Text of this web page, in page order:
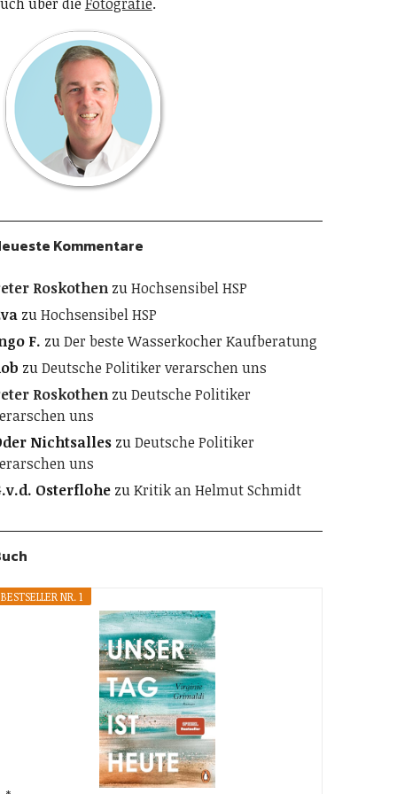
Kommentare
RoskothenzuHochsensibel HSP
zuHochsensibel HSP
F. zuDer beste Wasserkocher Kaufberatung
zuDeutsche Politiker verarschen uns
RoskothenzuDeutsche Politiker
uns
NichtsalleszuDeutsche Politiker
uns
OsterflohezuKritik an Helmut Schmidt
BESTSELLER NR. 1